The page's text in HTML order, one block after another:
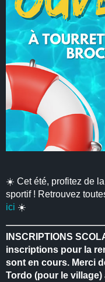
☀️ Cet été, profitez de
sportif ! Retrouvez
ici ☀️
INSCRIPTIONS
inscriptions pour la
sont en cours. Merci
Tordo (pour le